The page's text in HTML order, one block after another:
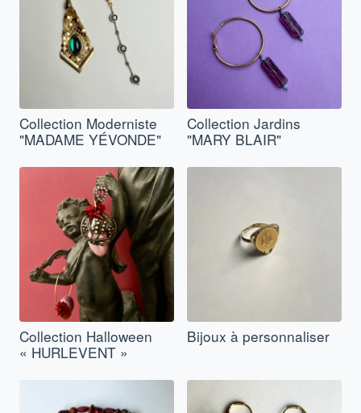
Collection Moderniste
"MADAME YÉVONDE"
Collection Jardins
"MARY BLAIR"
Collection Halloween
« HURLEVENT »
Bijoux à personnaliser